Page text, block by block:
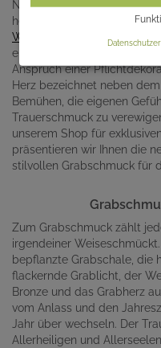
Nicht nur der Trauerkranz
heutzutage das Grab.
Weihwasserkesselund
einem künstlerischen
Anspruch einer
Herz bezeichnet neben
Bemühen, die eigenen
Trauerschmuck zu
unserem Shop für
präsentieren wir Ihnen die
stilvollen Grabschmuck für
Zum Grabschmuck zählt
irgendeiner
bepflanzte Grabschale, die
flackernde Grablicht, der
Bronze und das Grabherz
vom Anlass und den
Jahr über wechseln. Der
Allerheiligen und